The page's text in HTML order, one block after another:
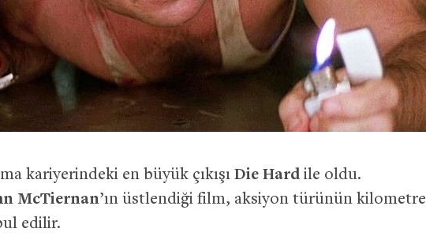
kariyerindeki en büyük çıkışı Die Hard ile oldu.
McTiernan’ın üstlendiği film, aksiyon türünün kilometre
edilir.